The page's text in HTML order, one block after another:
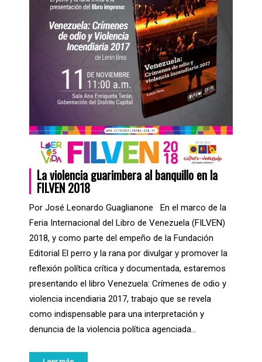
La violencia guarimbera al banquillo en la
FILVEN 2018
Por José Leonardo Guaglianone En el marco de la
Feria Internacional del Libro de Venezuela (FILVEN)
2018, y como parte del empeño de la Fundación
Editorial El perro y la rana por divulgar y promover la
reflexión política crítica y documentada, estaremos
presentando el libro Venezuela: Crímenes de odio y
violencia incendiaria 2017, trabajo que se revela
como indispensable para una interpretación y
denuncia de la violencia política agenciada…